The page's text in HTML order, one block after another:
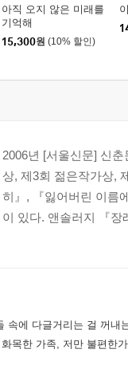
아직 오지 않은 미래를
기억해
15,300원 (10% 할인)
2006년 [서울신문] 신
상, 제3회 젊은작가상,
히』, 『잃어버린 이름
이 있다. 앤솔러지 『장
다글거리는 걸 꺼내는 게 소설가
목한 가족, 저만 불편한가